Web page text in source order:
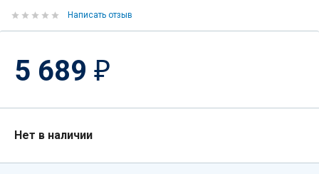
Написать отзыв
5 689 ₽
Нет в наличии